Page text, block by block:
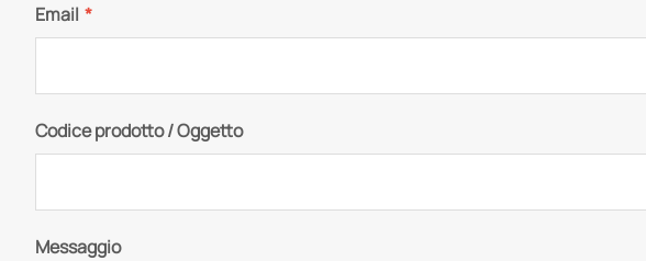
Email *
Codice prodotto / Oggetto
Messaggio